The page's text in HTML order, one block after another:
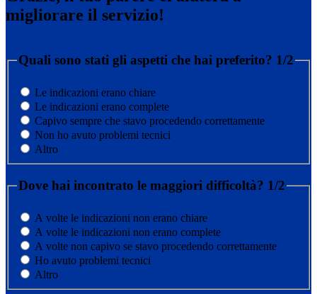
migliorare il servizio!
Quali sono stati gli aspetti che hai preferito? 1/2
Le indicazioni erano chiare
Le indicazioni erano complete
Capivo sempre che stavo procedendo correttamente
Non ho avuto problemi tecnici
Altro
Dove hai incontrato le maggiori difficoltà? 1/2
A volte le indicazioni non erano chiare
A volte le indicazioni non erano complete
A volte non capivo se stavo procedendo correttamente
Ho avuto problemi tecnici
Altro